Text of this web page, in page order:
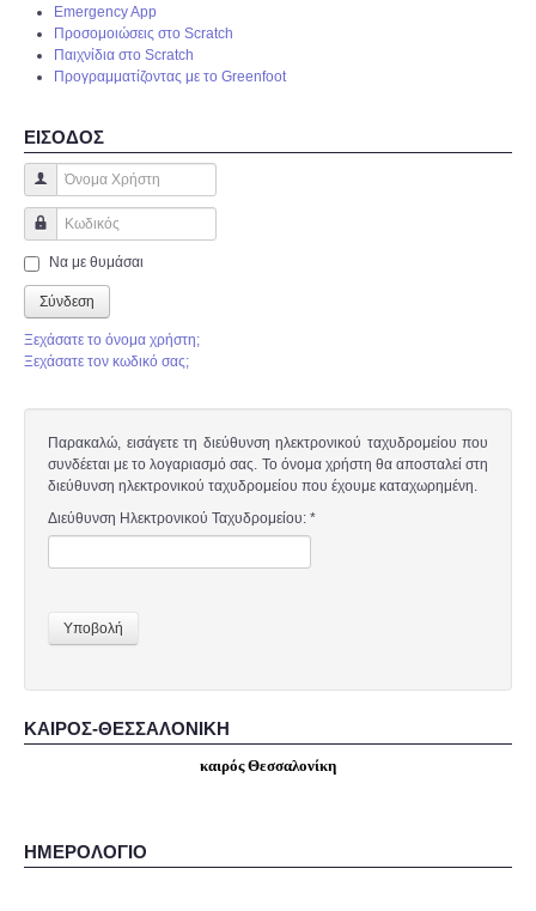
Emergency App
Προσομοιώσεις στο Scratch
Παιχνίδια στο Scratch
Προγραμματίζοντας με το Greenfoot
ΕΙΣΟΔΟΣ
Όνομα Χρήστη
Κωδικός
Να με θυμάσαι
Σύνδεση
Ξεχάσατε το όνομα χρήστη;
Ξεχάσατε τον κωδικό σας;
Παρακαλώ, εισάγετε τη διεύθυνση ηλεκτρονικού ταχυδρομείου που
συνδέεται με το λογαριασμό σας. Το όνομα χρήστη θα αποσταλεί στη
διεύθυνση ηλεκτρονικού ταχυδρομείου που έχουμε καταχωρημένη.
Διεύθυνση Ηλεκτρονικού Ταχυδρομείου: *
Υποβολή
ΚΑΙΡΟΣ-ΘΕΣΣΑΛΟΝΙΚΗ
καιρός Θεσσαλονίκη
ΗΜΕΡΟΛΟΓΙΟ